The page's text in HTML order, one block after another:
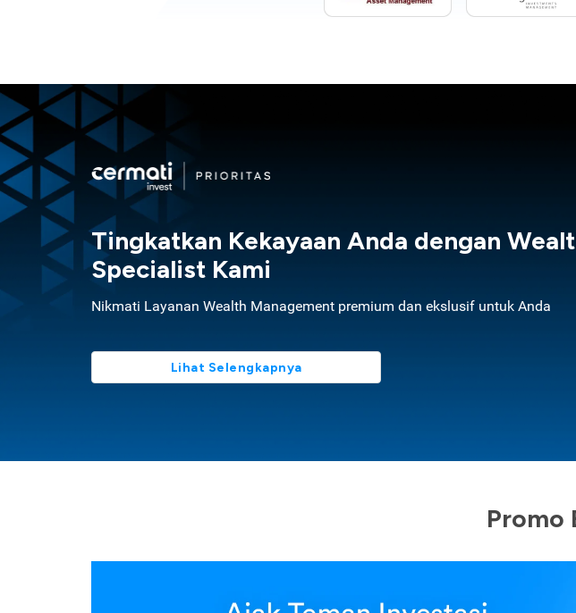
Tingkatkan Kekayaan Anda dengan
Specialist Kami
Nikmati Layanan Wealth Management premium dan ekslusif untuk Anda
Lihat Selengkapnya
Promo